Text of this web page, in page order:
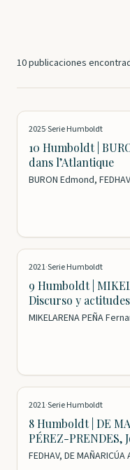
10 publicaciones
2025·Serie Humboldt
10 Humboldt |
dans l’Atlantique
BURON Edmond, FEDHAV
2021·Serie Humboldt
9 Humboldt |
Discurso y
Histórica de
MIKELARENA PEÑA
2021·Serie Humboldt
8 Humboldt | DE
PÉREZ-PRENDES,
de Historia del